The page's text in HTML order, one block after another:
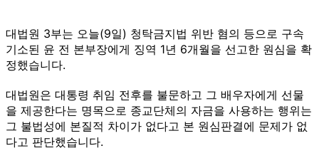
대법원 3부는 오늘(9일) 청탁금지법 위반 혐의 등으로 구속
기소된 윤 전 본부장에게 징역 1년 6개월을 선고한 원심을 확
정했습니다.
대법원은 대통령 취임 전후를 불문하고 그 배우자에게 선물
을 제공한다는 명목으로 종교단체의 자금을 사용하는 행위는
그 불법성에 본질적 차이가 없다고 본 원심판결에 문제가 없
다고 판단했습니다.